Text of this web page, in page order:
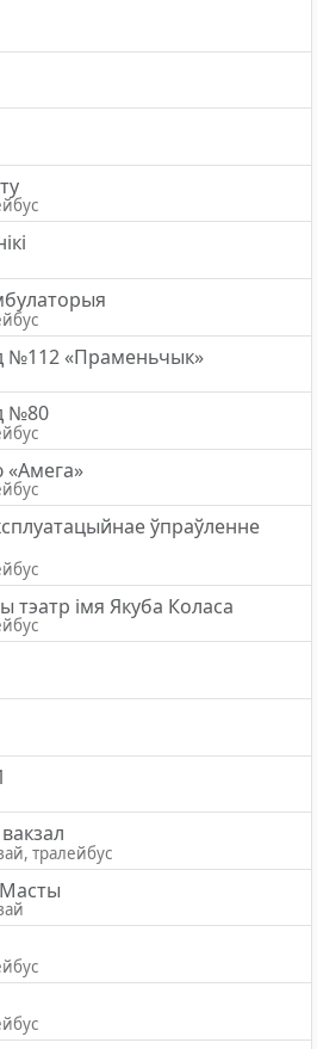
№112 «Праменьчык»
№80
ўпраўленне
тэатр імя Якуба Коласа
тралейбус